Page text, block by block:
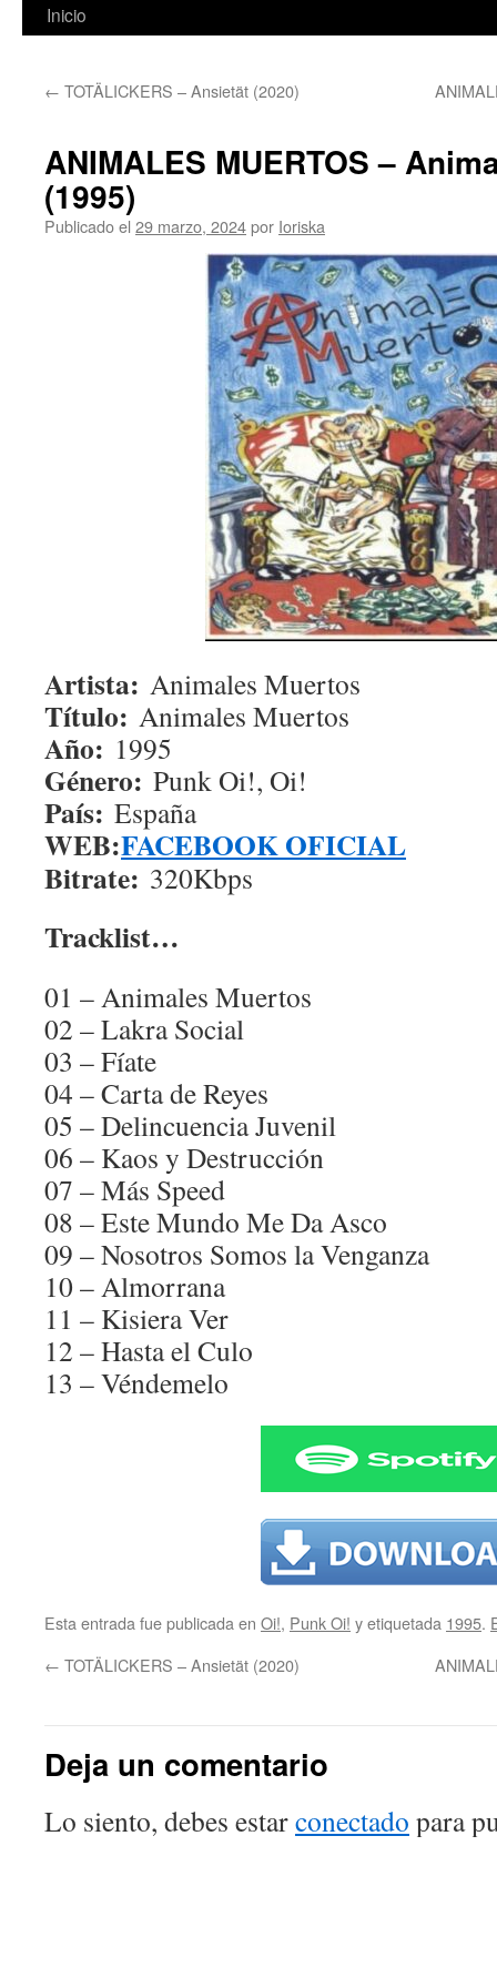
Inicio
← TOTÄLICKERS – Ansietät (2020)
ANIMALES MUERTOS –
(1995)
Publicado el 29 marzo, 2024por Ioriska
Artista: Animales Muertos
Título: Animales Muertos
Año: 1995
Género: Punk Oi!, Oi!
País: España
WEB:FACEBOOK OFICIAL
Bitrate: 320Kbps
Tracklist…
01 – Animales Muertos
02 – Lakra Social
03 – Fíate
04 – Carta de Reyes
05 – Delincuencia Juvenil
06 – Kaos y Destrucción
07 – Más Speed
08 – Este Mundo Me Da Asco
09 – Nosotros Somos la Venganza
10 – Almorrana
11 – Kisiera Ver
12 – Hasta el Culo
13 – Véndemelo
Esta entrada fue publicada en Oi!, Punk Oi! y etiquetada 1995.
← TOTÄLICKERS – Ansietät (2020)
Deja un comentario
Lo siento, debes estarconectado para